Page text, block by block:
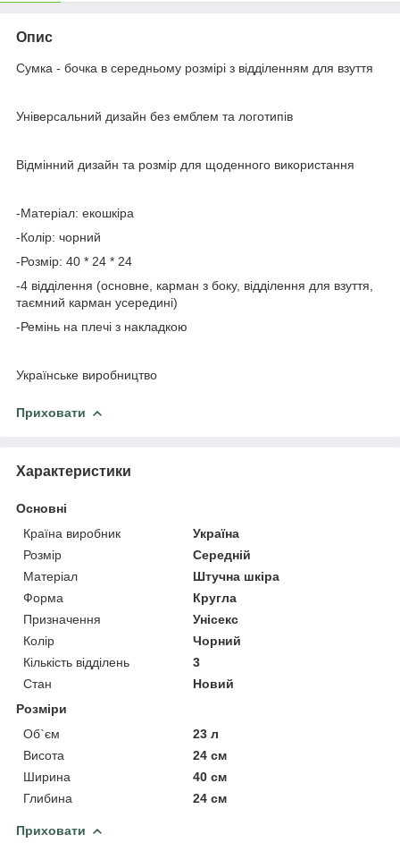
Опис
Сумка - бочка в середньому розмірі з відділенням для взуття
Універсальний дизайн без емблем та логотипів
Відмінний дизайн та розмір для щоденного використання
-Матеріал: екошкіра
-Колір: чорний
-Розмір: 40 * 24 * 24
-4 відділення (основне, карман з боку, відділення для взуття,
таємний карман усередині)
-Ремінь на плечі з накладкою
Українське виробництво
Приховати
Характеристики
Основні
Країна виробник
Україна
Розмір
Середній
Матеріал
Штучна шкіра
Форма
Кругла
Призначення
Унісекс
Колір
Чорний
Кількість відділень
3
Стан
Новий
Розміри
Об`єм
23 л
Висота
24 см
Ширина
40 см
Глибина
24 см
Приховати